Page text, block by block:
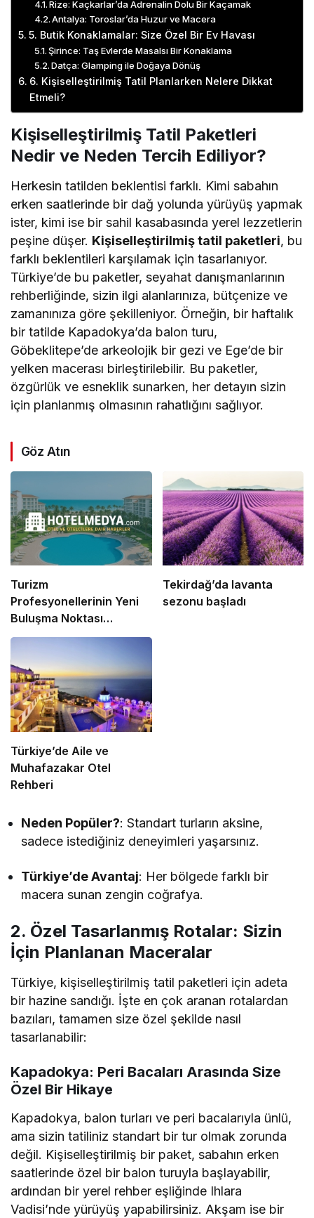
Rize: Kaçkarlar’da Adrenalin Dolu Bir Kaçamak
Antalya: Toroslar’da Huzur ve Macera
5. Butik Konaklamalar: Size Özel Bir Ev Havası
Şirince: Taş Evlerde Masalsı Bir Konaklama
Datça: Glamping ile Doğaya Dönüş
6. Kişiselleştirilmiş Tatil Planlarken Nelere Dikkat
Etmeli?
Kişiselleştirilmiş Tatil Paketleri
Nedir ve Neden Tercih Ediliyor?
Herkesin tatilden beklentisi farklı. Kimi sabahın
erken saatlerinde bir dağ yolunda yürüyüş yapmak
ister, kimi ise bir sahil kasabasında yerel lezzetlerin
peşine düşer. Kişiselleştirilmiş tatil paketleri, bu
farklı beklentileri karşılamak için tasarlanıyor.
Türkiye’de bu paketler, seyahat danışmanlarının
rehberliğinde, sizin ilgi alanlarınıza, bütçenize ve
zamanınıza göre şekilleniyor. Örneğin, bir haftalık
bir tatilde Kapadokya’da balon turu,
Göbeklitepe’de arkeolojik bir gezi ve Ege’de bir
yelken macerası birleştirilebilir. Bu paketler,
özgürlük ve esneklik sunarken, her detayın sizin
için planlanmış olmasının rahatlığını sağlıyor.
Göz Atın
Turizm
Profesyonellerinin Yeni
Buluşma Noktası
HotelMedya.com
Tekirdağ’da lavanta
sezonu başladı
Türkiye’de Aile ve
Muhafazakar Otel
Rehberi
Neden Popüler?: Standart turların aksine,
sadece istediğiniz deneyimleri yaşarsınız.
Türkiye’de Avantaj: Her bölgede farklı bir
macera sunan zengin coğrafya.
2. Özel Tasarlanmış Rotalar: Sizin
İçin Planlanan Maceralar
Türkiye, kişiselleştirilmiş tatil paketleri için adeta
bir hazine sandığı. İşte en çok aranan rotalardan
bazıları, tamamen size özel şekilde nasıl
tasarlanabilir:
Kapadokya: Peri Bacaları Arasında Size
Özel Bir Hikaye
Kapadokya, balon turları ve peri bacalarıyla ünlü,
ama sizin tatiliniz standart bir tur olmak zorunda
değil. Kişiselleştirilmiş bir paket, sabahın erken
saatlerinde özel bir balon turuyla başlayabilir,
ardından bir yerel rehber eşliğinde Ihlara
Vadisi’nde yürüyüş yapabilirsiniz. Akşam ise bir